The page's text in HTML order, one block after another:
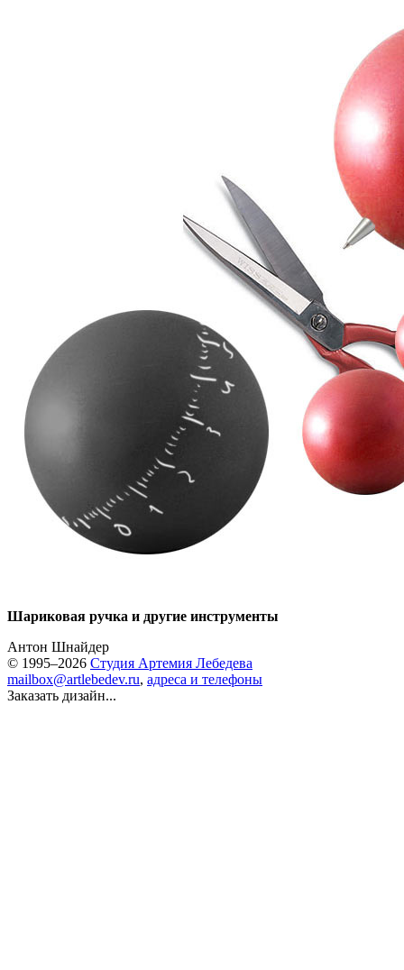
Шариковая ручка и другие инструменты
Антон Шнайдер
© 1995–2026 Студия Артемия Лебедева
mailbox@artlebedev.ru, адреса и телефоны
Заказать дизайн...